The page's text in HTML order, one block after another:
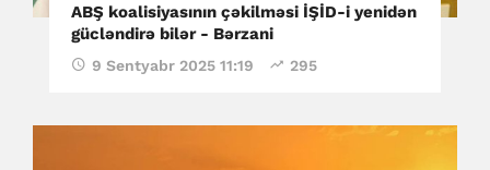
ABŞ koalisiyasının çəkilməsi İŞİD-i yenidən
gücləndirə bilər - Bərzani
9 Sentyabr 2025 11:19 295